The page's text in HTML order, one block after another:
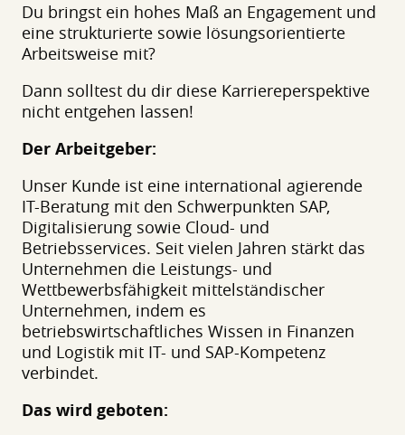
Du bringst ein hohes Maß an Engagement und
eine strukturierte sowie lösungsorientierte
Arbeitsweise mit?
Dann solltest du dir diese Karriereperspektive
nicht entgehen lassen!
Der Arbeitgeber:
Unser Kunde ist eine international agierende
IT-Beratung mit den Schwerpunkten SAP,
Digitalisierung sowie Cloud- und
Betriebsservices. Seit vielen Jahren stärkt das
Unternehmen die Leistungs- und
Wettbewerbsfähigkeit mittelständischer
Unternehmen, indem es
betriebswirtschaftliches Wissen in Finanzen
und Logistik mit IT- und SAP-Kompetenz
verbindet.
Das wird geboten: